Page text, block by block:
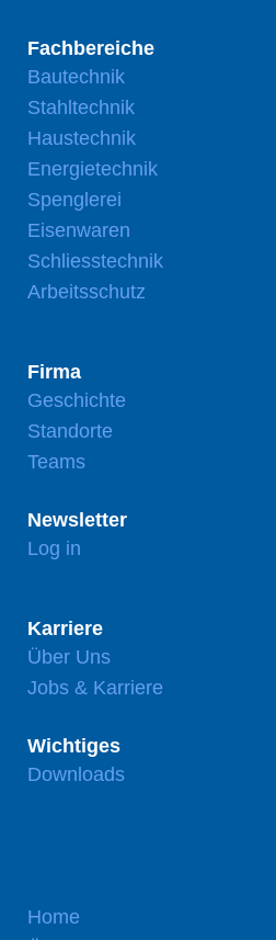
Fachbereiche
Bautechnik
Stahltechnik
Haustechnik
Energietechnik
Spenglerei
Eisenwaren
Schliesstechnik
Arbeitsschutz
Firma
Geschichte
Standorte
Teams
Newsletter
Log in
Karriere
Über Uns
Jobs & Karriere
Wichtiges
Downloads
Home